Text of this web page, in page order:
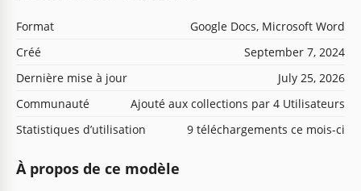
Format
Google Docs, Microsoft Word
Créé
September 7, 2024
Dernière mise à jour
July 25, 2026
Communauté
Ajouté aux collections par 4 Utilisateurs
Statistiques d’utilisation
9 téléchargements ce mois-ci
À propos de ce modèle